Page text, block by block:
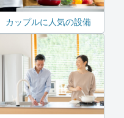
カップルに人気の設備